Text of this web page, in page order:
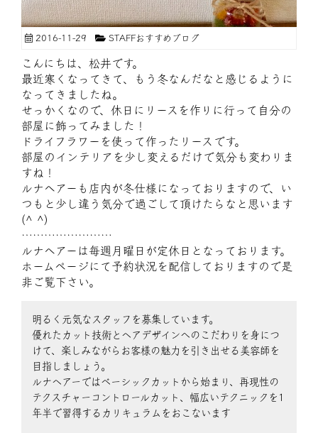
2016-11-29 STAFFおすすめブログ
こんにちは、松井です。
最近寒くなってきて、もう冬なんだなと感じるように
なってきましたね。
せっかくなので、休日にリースを作りに行って自分の
部屋に飾ってみました！
ドライフラワーを使って作ったリースです。
部屋のインテリアを少し変えるだけで気分も変わりま
すね！
ルナヘアーも店内が冬仕様になっておりますので、い
つもと少し違う気分で過ごして頂けたらなと思います
(^ ^)
……………………
ルナヘアーは毎週月曜日が定休日となっております。
ホームページにて予約状況を配信しておりますので是
非ご覧下さい。
明るく元気なスタッフを募集しています。
優れたカット技術とヘアデザインへのこだわりを身につ
けて、楽しみながらお客様の魅力を引き出せる美容師を
目指しましょう。
ルナヘアーではベーシックカットから始まり、再現性の
テクスチャーコントロールカット、幅広いテクニックを1
年半で習得するカリキュラムをおこないます